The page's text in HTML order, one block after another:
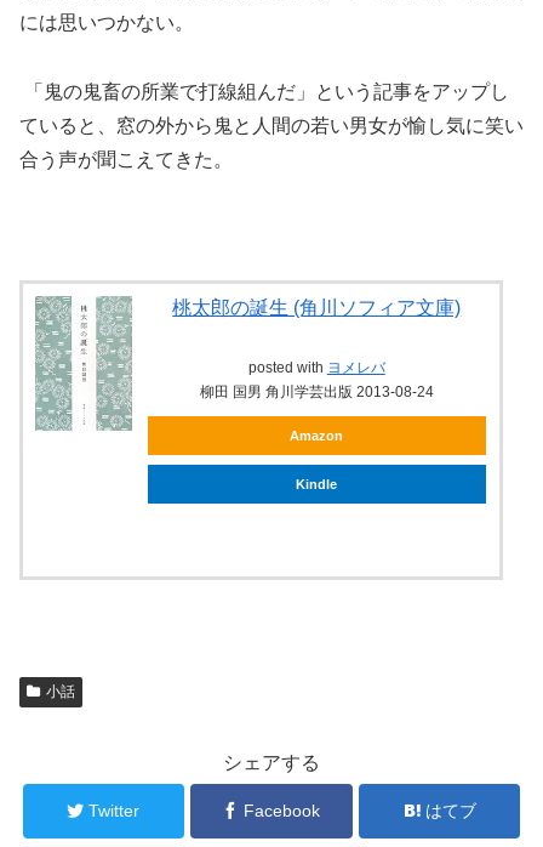
には思いつかない。
「鬼の鬼畜の所業で打線組んだ」という記事をアップし
ていると、窓の外から鬼と人間の若い男女が愉し気に笑い
合う声が聞こえてきた。
桃太郎の誕生 (角川ソフィア文庫)
posted with ヨメレバ
柳田 国男 角川学芸出版 2013-08-24
Amazon
Kindle
小話
シェアする
Twitter Facebook はてブ